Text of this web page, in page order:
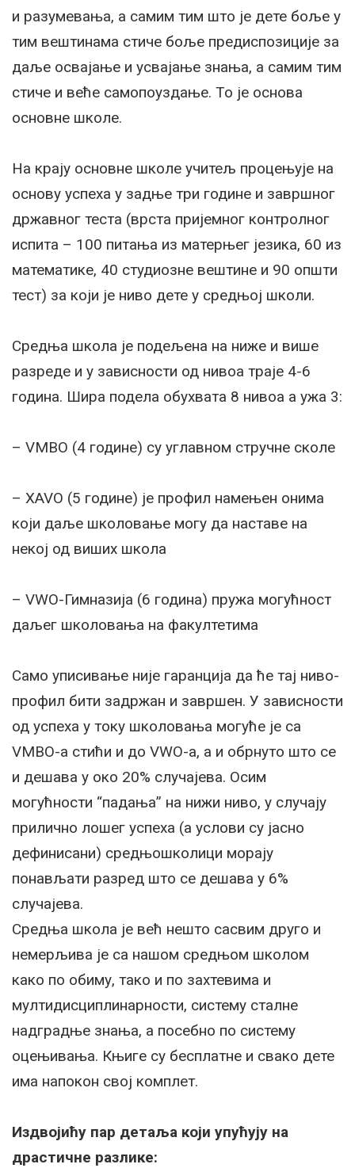
и разумевања, а самим тим што је дете боље у
тим вештинама стиче боље предиспозиције за
даље освајање и усвајање знања, а самим тим
стиче и веће самопоуздање. То је основа
основне школе.
На крају основне школе учитељ процењује на
основу успеха у задње три године и завршног
државног теста (врста пријемног контролног
испита – 100 питања из матерњег језика, 60 из
математике, 40 студиозне вештине и 90 општи
тест) за који је ниво дете у средњој школи.
Средња школа је подељена на ниже и више
разреде и у зависности од нивоа траје 4-6
година. Шира подела обухвата 8 нивоа а ужа 3:
– VMBO (4 године) су углавном стручне сколе
– ХAVO (5 године) је профил намењен онима
који даље школовање могу да наставе на
некој од виших школа
– VWО-Гимназија (6 година) пружа могућност
даљег школовања на факултетима
Само уписивање није гаранција да ће тај ниво-
профил бити задржан и завршен. У зависности
од успеха у току школовања могуће је са
VMBO-а стићи и до VWО-а, а и обрнуто што се
и дешава у око 20% случајева. Осим
могућности “падања” на нижи ниво, у случају
прилично лошег успеха (а услови су јасно
дефинисани) средњошколици морају
понављати разред што се дешава у 6%
случајева.
Средња школа је већ нешто сасвим друго и
немерљива је са нашом средњом школом
како по обиму, тако и по захтевима и
мултидисциплинарности, систему сталне
надградње знања, а посебно по систему
оцењивања. Књиге су бесплатне и свако дете
има напокон свој комплет.
Издвојићу пар детаља који упућују на
драстичне разлике: